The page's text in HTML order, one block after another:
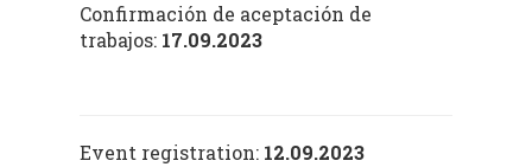
Confirmación de aceptación de
trabajos: 17.09.2023
Event registration: 12.09.2023